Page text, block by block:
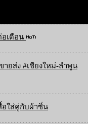
เดือน
ยส่ง #เชียงใหม่-ลำพูน
อใส่คู่กับผ้าซิ่น